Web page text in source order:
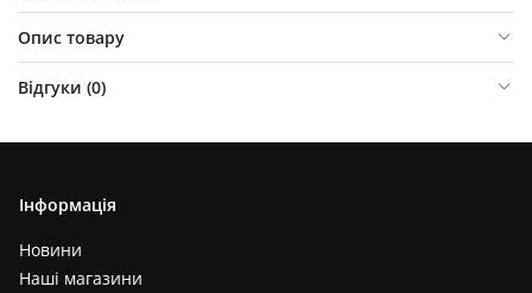
Опис товару
Відгуки (0)
Інформація
Новини
Наші магазини